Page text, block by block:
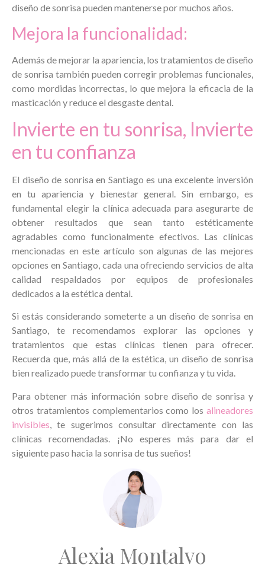
diseño de sonrisa pueden mantenerse por muchos años.
Mejora la funcionalidad:
Además de mejorar la apariencia, los tratamientos de diseño
de sonrisa también pueden corregir problemas funcionales,
como mordidas incorrectas, lo que mejora la eficacia de la
masticación y reduce el desgaste dental.
Invierte en tu sonrisa, Invierte
en tu confianza
El diseño de sonrisa en Santiago es una excelente inversión
en tu apariencia y bienestar general. Sin embargo, es
fundamental elegir la clínica adecuada para asegurarte de
obtener resultados que sean tanto estéticamente
agradables como funcionalmente efectivos. Las clínicas
mencionadas en este artículo son algunas de las mejores
opciones en Santiago, cada una ofreciendo servicios de alta
calidad respaldados por equipos de profesionales
dedicados a la estética dental.
Si estás considerando someterte a un diseño de sonrisa en
Santiago, te recomendamos explorar las opciones y
tratamientos que estas clínicas tienen para ofrecer.
Recuerda que, más allá de la estética, un diseño de sonrisa
bien realizado puede transformar tu confianza y tu vida.
Para obtener más información sobre diseño de sonrisa y
otros tratamientos complementarios como los alineadores
invisibles, te sugerimos consultar directamente con las
clínicas recomendadas. ¡No esperes más para dar el
siguiente paso hacia la sonrisa de tus sueños!
Alexia Montalvo